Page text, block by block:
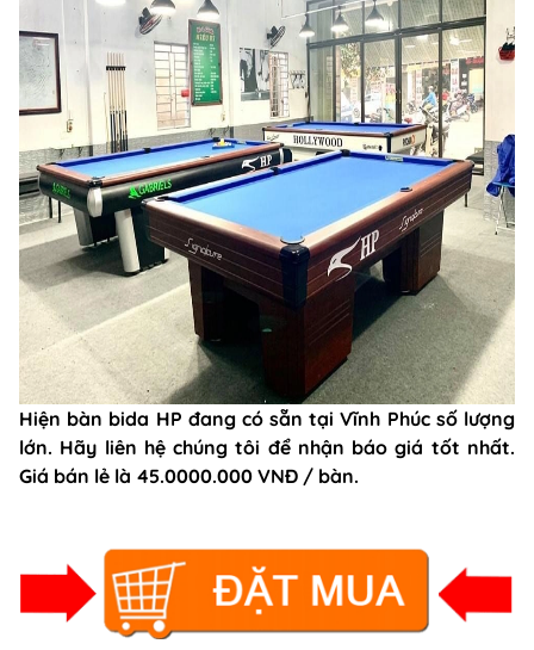
Hiện bàn bida HP đang có sẵn tại Vĩnh Phúc số lượng
lớn. Hãy liên hệ chúng tôi để nhận báo giá tốt nhất.
Giá bán lẻ là 45.0000.000 VNĐ / bàn.